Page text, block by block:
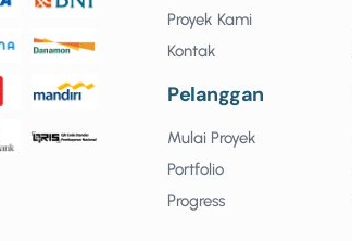
Proyek Kami
Kontak
Pelanggan
Mulai Proyek
Portfolio
Progress